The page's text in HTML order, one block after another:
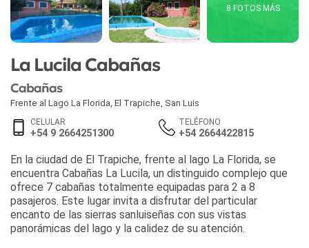
8 FOTOS MÁS
La Lucila Cabañas
Cabañas
Frente al Lago La Florida El Trapiche San Luis
CELULAR
+54 9 2664251300
TELÉFONO
+54 2664422815
En la ciudad de El Trapiche, frente al lago La Florida, se
encuentra Cabañas La Lucila, un distinguido complejo que
ofrece 7 cabañas totalmente equipadas para 2 a 8
pasajeros. Este lugar invita a disfrutar del particular
encanto de las sierras sanluiseñas con sus vistas
panorámicas del lago y la calidez de su atención.